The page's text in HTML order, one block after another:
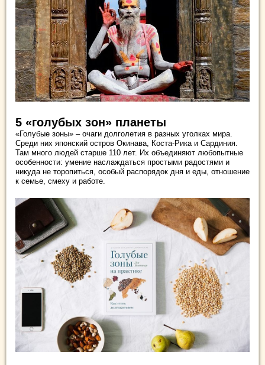
5 «голубых зон» планеты
«Голубые зоны» – очаги долголетия в разных уголках мира.
Среди них японский остров Окинава, Коста-Рика и Сардиния.
Там много людей старше 110 лет. Их объединяют любопытные
особенности: умение наслаждаться простыми радостями и
никуда не торопиться, особый распорядок дня и еды, отношение
к семье, смеху и работе.